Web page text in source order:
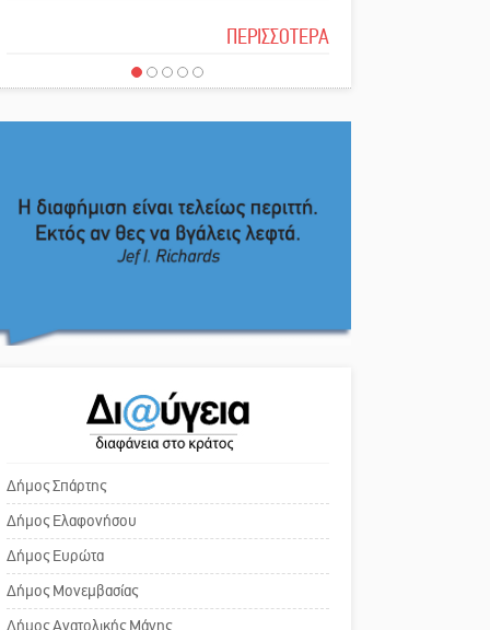
Διακοπή μαθημάτων στο
Ματάλειο Κολυμβητήριο την
εβδομάδα του
Δεκαπενταύγουστου
οι μετανάστες που
περισυνελέγησαν στο
Ταίναρο
Πελλάνα
Λακε-Δαιμονικά: Το
κυπαρίσσι του Μυστρά που
φύτρωσε από μια
Οδύνη στην Απιδιά για τον
Το δικό σας σχόλιο: Ιερή
Το δικό σας σχόλιο: Πώς να
Ο εξωραϊσμός της Πλατείας
Ν. Κόσμου και ένας
ελλοχεύων κίνδυνος
Το δικό σας σχόλιο: Ανοιχτή
επιστολή στον δήμαρχο
Το δικό σας σχόλιο:
Παράδειγμα κοινωνικής
αναισθησίας
ΠΕΡΙΣΣΟΤΕΡΑ
Δήμος Σπάρτης
Δήμος Ελαφονήσου
Δήμος Ευρώτα
Δήμος Μονεμβασίας
Δήμος Ανατολικής Μάνης